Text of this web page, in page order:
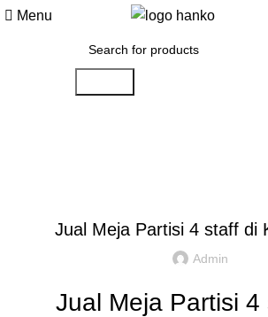
Menu
Jual Meja Partisi 4 staff di
Admin
Jual Meja Partisi 4